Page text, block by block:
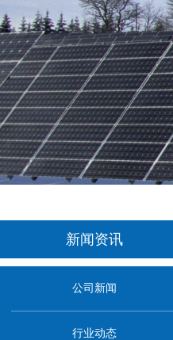
新闻资讯
公司新闻
行业动态